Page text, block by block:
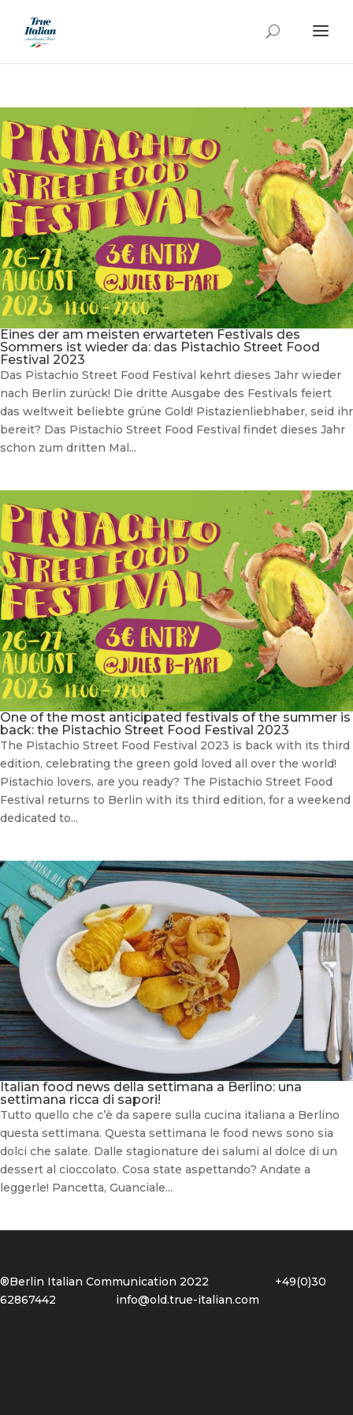
Eines der am meisten erwarteten Festivals des
Sommers ist wieder da: das Pistachio Street Food
Festival 2023
Das Pistachio Street Food Festival kehrt dieses Jahr wieder
nach Berlin zurück! Die dritte Ausgabe des Festivals feiert
das weltweit beliebte grüne Gold! Pistazienliebhaber, seid ihr
bereit? Das Pistachio Street Food Festival findet dieses Jahr
schon zum dritten Mal...
One of the most anticipated festivals of the summer is
back: the Pistachio Street Food Festival 2023
The Pistachio Street Food Festival 2023 is back with its third
edition, celebrating the green gold loved all over the world!
Pistachio lovers, are you ready? The Pistachio Street Food
Festival returns to Berlin with its third edition, for a weekend
dedicated to...
Italian food news della settimana a Berlino: una
settimana ricca di sapori!
Tutto quello che c’è da sapere sulla cucina italiana a Berlino
questa settimana. Questa settimana le food news sono sia
dolci che salate. Dalle stagionature dei salumi al dolce di un
dessert al cioccolato. Cosa state aspettando? Andate a
leggerle! Pancetta, Guanciale...
®Berlin Italian Communication 2022 +49(0)30
62867442
info@old.true-italian.com